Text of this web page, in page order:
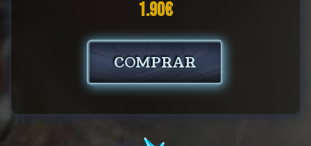
1.90€
COMPRAR